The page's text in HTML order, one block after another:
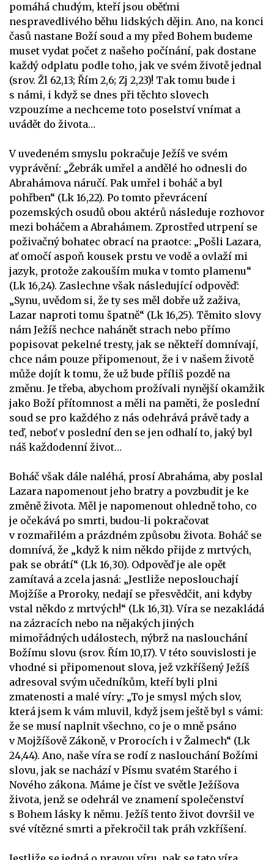
pomáhá chudým, kteří jsou oběťmi
nespravedlivého běhu lidských dějin. Ano, na konci
časů nastane Boží soud a my před Bohem budeme
muset vydat počet z našeho počínání, pak dostane
každý odplatu podle toho, jak ve svém životě jednal
(srov. Žl 62,13; Řím 2,6; Zj 2,23)! Tak tomu bude i
s námi, i když se dnes při těchto slovech
vzpouzíme a nechceme toto poselství vnímat a
uvádět do života…
V uvedeném smyslu pokračuje Ježíš ve svém
vyprávění: „Žebrák umřel a andělé ho odnesli do
Abrahámova náručí. Pak umřel i boháč a byl
pohřben“ (Lk 16,22). Po tomto převrácení
pozemských osudů obou aktérů následuje rozhovor
mezi boháčem a Abrahámem. Zprostřed utrpení se
poživačný bohatec obrací na praotce: „Pošli Lazara,
ať omočí aspoň kousek prstu ve vodě a ovlaží mi
jazyk, protože zakouším muka v tomto plamenu“
(Lk 16,24). Zaslechne však následující odpověď:
„Synu, uvědom si, že ty ses měl dobře už zaživa,
Lazar naproti tomu špatně“ (Lk 16,25). Těmito slovy
nám Ježíš nechce nahánět strach nebo přímo
popisovat pekelné tresty, jak se někteří domnívají,
chce nám pouze připomenout, že i v našem životě
může dojít k tomu, že už bude příliš pozdě na
změnu. Je třeba, abychom prožívali nynější okamžik
jako Boží přítomnost a měli na paměti, že poslední
soud se pro každého z nás odehrává právě tady a
teď, neboť v poslední den se jen odhalí to, jaký byl
náš každodenní život…
Boháč však dále naléhá, prosí Abraháma, aby poslal
Lazara napomenout jeho bratry a povzbudit je ke
změně života. Měl je napomenout ohledně toho, co
je očekává po smrti, budou-li pokračovat
v rozmařilém a prázdném způsobu života. Boháč se
domnívá, že „když k nim někdo přijde z mrtvých,
pak se obrátí“ (Lk 16,30). Odpověď je ale opět
zamítavá a zcela jasná: „Jestliže neposlouchají
Mojžíše a Proroky, nedají se přesvědčit, ani kdyby
vstal někdo z mrtvých!“ (Lk 16,31). Víra se nezakládá
na zázracích nebo na nějakých jiných
mimořádných událostech, nýbrž na naslouchání
Božímu slovu (srov. Řím 10,17). V této souvislosti je
vhodné si připomenout slova, jež vzkříšený Ježíš
adresoval svým učedníkům, kteří byli plni
zmatenosti a malé víry: „To je smysl mých slov,
která jsem k vám mluvil, když jsem ještě byl s vámi:
že se musí naplnit všechno, co je o mně psáno
v Mojžíšově Zákoně, v Prorocích i v Žalmech“ (Lk
24,44). Ano, naše víra se rodí z naslouchání Božími
slovu, jak se nachází v Písmu svatém Starého i
Nového zákona. Máme je číst ve světle Ježíšova
života, jenž se odehrál ve znamení společenství
s Bohem lásky k němu. Ježíš tento život dovršil ve
své vítězné smrti a překročil tak práh vzkříšení.